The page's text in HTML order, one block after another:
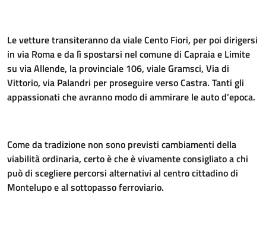
Le vetture transiteranno da viale Cento Fiori, per poi dirigersi
in via Roma e da lì spostarsi nel comune di Capraia e Limite
su via Allende, la provinciale 106, viale Gramsci, Via di
Vittorio, via Palandri per proseguire verso Castra. Tanti gli
appassionati che avranno modo di ammirare le auto d’epoca.
Come da tradizione non sono previsti cambiamenti della
viabilità ordinaria, certo è che è vivamente consigliato a chi
può di scegliere percorsi alternativi al centro cittadino di
Montelupo e al sottopasso ferroviario.